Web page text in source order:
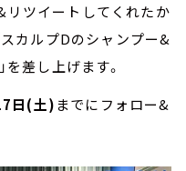
ツイートしてくれたか
カルプDのシャンプー&
差し上げます。
日(土) までにフォロー&